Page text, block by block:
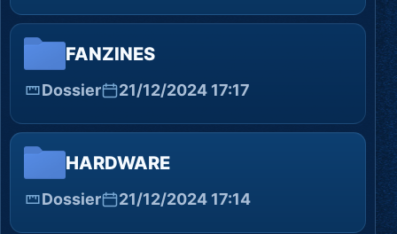
FANZINES
Dossier 21/12/2024 17:17
HARDWARE
Dossier 21/12/2024 17:14